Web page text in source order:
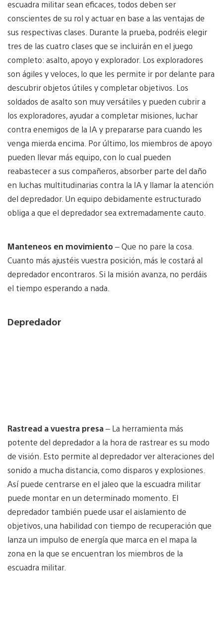
escuadra militar sean eficaces, todos deben ser
conscientes de su rol y actuar en base a las ventajas de
sus respectivas clases. Durante la prueba, podréis elegir
tres de las cuatro clases que se incluirán en el juego
completo: asalto, apoyo y explorador. Los exploradores
son ágiles y veloces, lo que les permite ir por delante para
descubrir objetos útiles y completar objetivos. Los
soldados de asalto son muy versátiles y pueden cubrir a
los exploradores, ayudar a completar misiones, luchar
contra enemigos de la IA y prepararse para cuando les
venga mierda encima. Por último, los miembros de apoyo
pueden llevar más equipo, con lo cual pueden
reabastecer a sus compañeros, absorber parte del daño
en luchas multitudinarias contra la IA y llamar la atención
del depredador. Un equipo debidamente estructurado
obliga a que el depredador sea extremadamente cauto.
Manteneos en movimiento– Que no pare la cosa.
Cuanto más ajustéis vuestra posición, más le costará al
depredador encontraros. Si la misión avanza, no perdáis
el tiempo esperando a nada.
Depredador
Rastread a vuestra presa– La herramienta más
potente del depredador a la hora de rastrear es su modo
de visión. Esto permite al depredador ver alteraciones del
sonido a mucha distancia, como disparos y explosiones.
Así puede centrarse en el jaleo que la escuadra militar
puede montar en un determinado momento. El
depredador también puede usar el aislamiento de
objetivos, una habilidad con tiempo de recuperación que
lanza un impulso de energía que marca en el mapa la
zona en la que se encuentran los miembros de la
escuadra militar.